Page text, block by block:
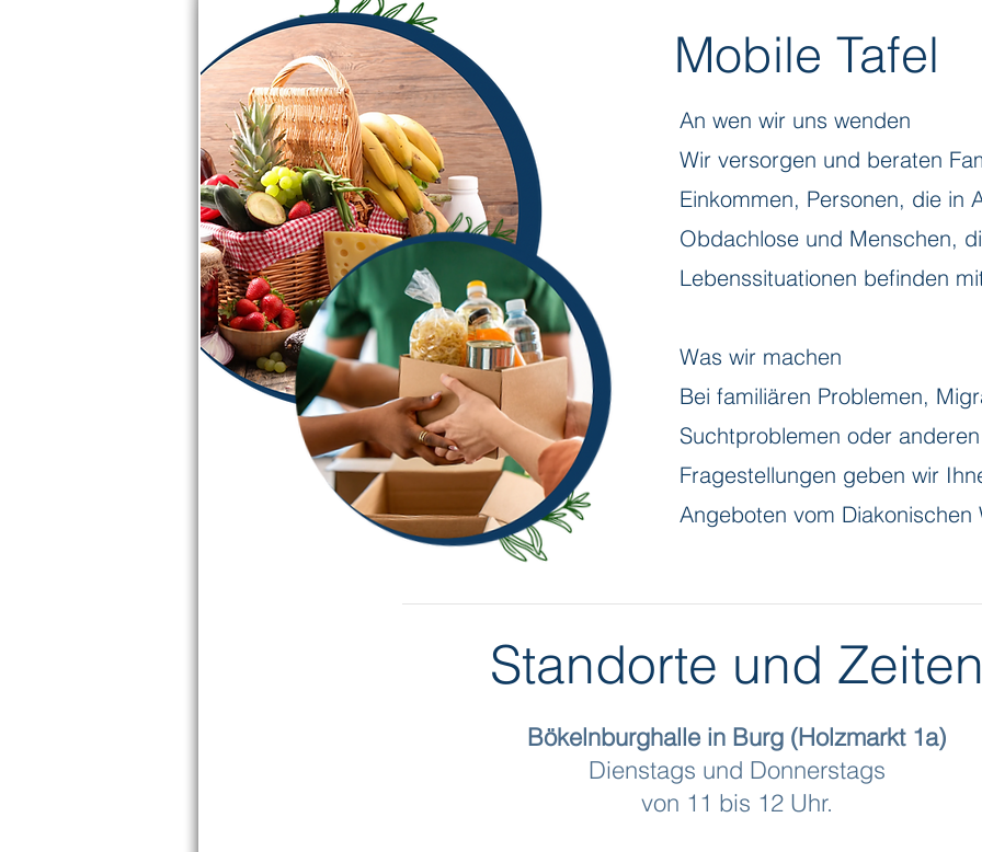
Mobile Tafel
An wen wir uns wenden
Wir versorgen und beraten
Einkommen, Personen, die in
Obdachlose und Menschen,
Lebenssituationen befinden
Was wir machen
Bei familiären Problemen,
Suchtproblemen oder
Fragestellungen geben wir
Angeboten vom Diakonischen
Standorte und
Bökelnburghalle in Burg (Holzmarkt 1a)
Dienstags und Donnerstags
von 11 bis 12 Uhr.